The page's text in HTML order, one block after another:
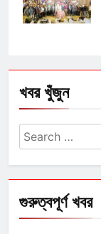
খবর খুঁজুন
Search
for:
গুরুত্বপূর্ণ খবর